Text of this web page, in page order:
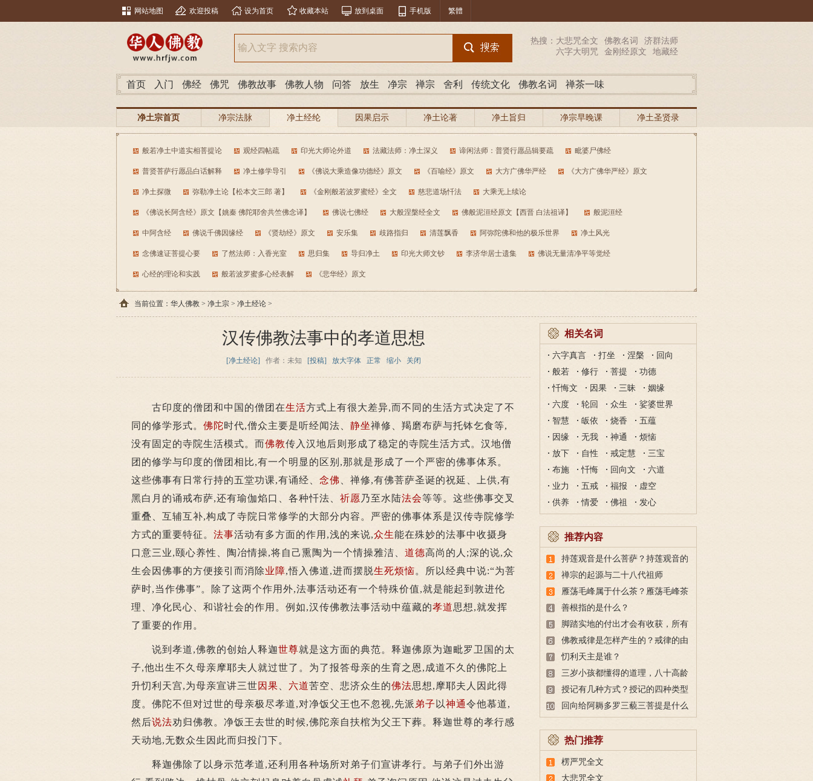
网站地图 欢迎投稿 设为首页 收藏本站 放到桌面 手机版 繁體
热搜： 大悲咒全文 佛教名词
济群法师
六字大明咒
金刚经原文 地藏经
首页 入门 佛经 佛咒 佛教故事 佛教人物 问答 放生 净宗 禅宗 舍利 传统文化 佛教名词 禅茶一味
净土宗首页 净宗法脉 净土经纶 因果启示 净土论著 净土旨归 净宗早晚课 净土圣贤录
般若净土中道实相菩提论 观经四帖疏 印光大师论外道 法藏法师：净土深义 谛闲法师：普贤行愿品辑要疏 毗婆尸佛经
普贤菩萨行愿品白话解释 净土修学导引 《佛说大乘造像功德经》原文 《百喻经》原文 大方广佛华严经 《大方广佛华严经》原文
净土探微 弥勒净土论【松本文三郎 著】 《金刚般若波罗蜜经》全文 慈悲道场忏法 大乘无上续论
《佛说长阿含经》原文【姚秦 佛陀耶舍共竺佛念译】 佛说七佛经 大般涅槃经全文 佛般泥洹经原文【西晋 白法祖译】 般泥洹经
中阿含经 佛说千佛因缘经 《贤劫经》原文 安乐集 歧路指归 清莲飘香 阿弥陀佛和他的极乐世界 净土风光
念佛速证菩提心要 了然法师：入香光室 思归集 导归净土 印光大师文钞 李济华居士遗集 佛说无量清净平等觉经
心经的理论和实践 般若波罗蜜多心经表解 《悲华经》原文
当前位置： 华人佛教 > 净土宗 > 净土经论 >
汉传佛教法事中的孝道思想
[净土经论] 作者：未知 [投稿] 放大字体 正常 缩小 关闭
古印度的僧团和中国的僧团在生活方式上有很大差异,而不同的生活方式决定了不
同的修学形式。 佛陀时代,僧众主要是听经闻法、 静坐禅修、羯磨布萨与托钵乞食等,
没有固定的寺院生活模式。而佛教传入汉地后则形成了稳定的寺院生活方式。汉地僧
团的修学与印度的僧团相比,有一个明显的区别,那就是形成了一个严密的佛事体系。
这些佛事有日常行持的五堂功课,有诵经、 念佛
、禅修,有佛菩萨圣诞的祝延、上供,有
黑白月的诵戒布萨,还有瑜伽焰口、各种忏法、 祈愿 乃至水陆法会等等。这些佛事交叉
重叠、互辅互补,构成了寺院日常修学的大部分内容。严密的佛事体系是汉传寺院修学
方式的重要特征。 法事活动有多方面的作用,浅的来说,众生能在殊妙的法事中收摄身
口意三业,颐心养性、陶冶情操,将自己熏陶为一个情操雅洁、 道德高尚的人;深的说,众
生会因佛事的方便接引而消除业障,悟入佛道,进而摆脱生死烦恼。所以经典中说:“为菩
萨时,当作佛事”。除了这两个作用外,法事活动还有一个特殊价值,就是能起到敦进伦
理、净化民心、和谐社会的作用。例如,汉传佛教法事活动中蕴藏的孝道思想,就发挥
了重要的作用。
说到孝道,佛教的创始人释迦世尊就是这方面的典范。释迦佛原为迦毗罗卫国的太
子,他出生不久母亲摩耶夫人就过世了。为了报答母亲的生育之恩,成道不久的佛陀上
升忉利天宫,为母亲宣讲三世因果 六道苦空、悲济众生的佛法思想,摩耶夫人因此得
度。佛陀不但对过世的母亲极尽孝道,对净饭父王也不忽视,先派 弟子 以神通令他慕道,
然后说法劝归佛教。净饭王去世的时候,佛陀亲自扶棺为父王下葬。释迦世尊的孝行感
天动地,无数众生因此而归投门下。
释迦佛除了以身示范孝道,还利用各种场所对弟子们宣讲孝行。与弟子们外出游
相关名词
六字真言 打坐 涅槃
回向
般若
修行 菩提
功德
忏悔文
因果 三昧
姻缘
六度
轮回 众生
娑婆世界
智慧
皈依 烧香
五蕴
因缘
无我 神通
烦恼
放下
自性 戒定慧
三宝
布施
忏悔 回向文
六道
业力
五戒 福报
虚空
供养
情爱 佛祖 发心
推荐内容
持莲观音是什么菩萨？持莲观音的
故事
禅宗的起源与二十八代祖师
雁荡毛峰属于什么茶？雁荡毛峰茶
的特点与由来
善根指的是什么？
脚踏实地的付出才会有收获，所有
的付出都不会白费
佛教戒律是怎样产生的？戒律的由
来
忉利天主是谁？
三岁小孩都懂得的道理，八十高龄
也未必做得到
授记有几种方式？授记的四种类型
回向给阿耨多罗三藐三菩提是什么
热门推荐
楞严咒全文
大悲咒全文